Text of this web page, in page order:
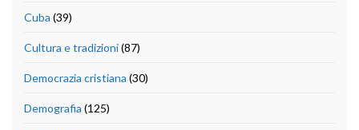
Cuba (39)
Cultura e tradizioni(87)
Democrazia cristiana (30)
Demografia (125)